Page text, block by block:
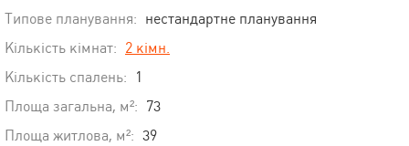
Типове планування: нестандартне планування
Кількість кімнат: 2 кімн.
Кількість спалень:
1
Площа загальна, м²: 73
Площа житлова, м²: 39